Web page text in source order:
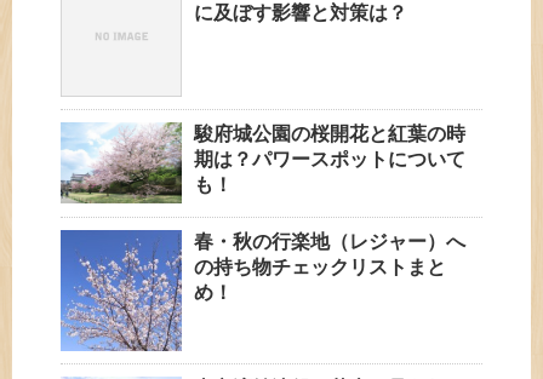
に及ぼす影響と対策は？
駿府城公園の桜開花と紅葉の時
期は？パワースポットについて
も！
春・秋の行楽地（レジャー）へ
の持ち物チェックリストまと
め！